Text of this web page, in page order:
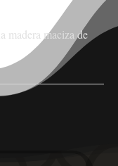
madera maciza de